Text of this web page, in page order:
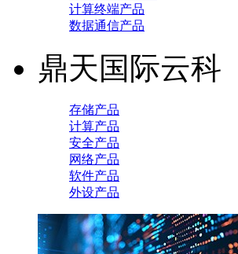
计算终端产品
数据通信产品
鼎天国际云科
存储产品
计算产品
安全产品
网络产品
软件产品
外设产品